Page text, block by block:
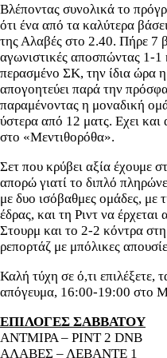
Βλέποντας συνολικά το
ότι ένα από τα καλύτερα
της Αλαβές στο 2.40. Πήρε 7
αγωνιστικές αποσπώντας 1-
περασμένο ΣΚ, την ίδια ώρα
απογοητεύει παρά την
παραμένοντας η μοναδική
ύστερα από 12 ματς. Εχει και
στο «Μεντιθορόθα».
Σετ που κρύβει αξία έχουμε
απορώ γιατί το διπλό
με δυο ισόβαθμες ομάδες, με
έδρας, και τη Ριντ να
Στουρμ και το 2-2 κόντρα
ρεπορτάζ με μπόλικες
Καλή τύχη σε ό,τι επιλέξετε,
απόγευμα, 16:00-19:00 στο
ΕΠΙΛΟΓΕΣ ΣΑΒΒΑΤΟΥ
ΑΝΤΜΙΡΑ – ΡΙΝΤ 2 DNB
ΑΛΑΒΕΣ – ΛΕΒΑΝΤΕ 1